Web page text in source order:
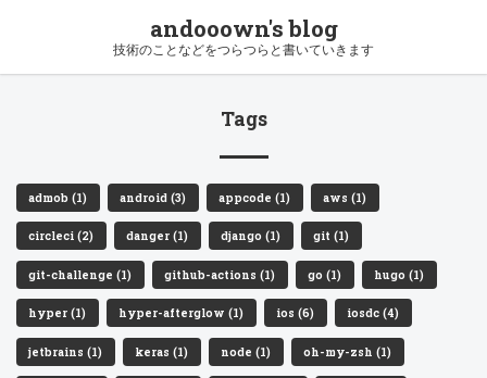
andooown's blog
技術のことなどをつらつらと書いていきます
Tags
admob (1) android (3) appcode (1) aws (1)
circleci (2) danger (1) django (1) git (1)
git-challenge (1) github-actions (1) go (1) hugo (1)
hyper (1) hyper-afterglow (1) ios (6) iosdc (4)
jetbrains (1) keras (1) node (1) oh-my-zsh (1)